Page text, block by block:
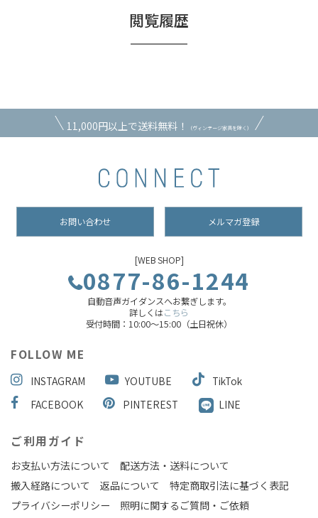
閲覧履歴
11,000円以上で送料無料！ （ヴィンテージ家具を除く）
お問い合わせ メルマガ登録
[WEB SHOP]
0877-86-1244
自動音声ガイダンスへお繋ぎします。
詳しくはこちら
受付時間：10:00～15:00（土日祝休）
FOLLOW ME
INSTAGRAM YOUTUBE
TikTok
FACEBOOK
PINTEREST LINE
ご利用ガイド
お支払い方法について
配送方法・送料について
搬入経路について
返品について
特定商取引法に基づく表記
プライバシーポリシー
照明に関するご質問・ご依頼